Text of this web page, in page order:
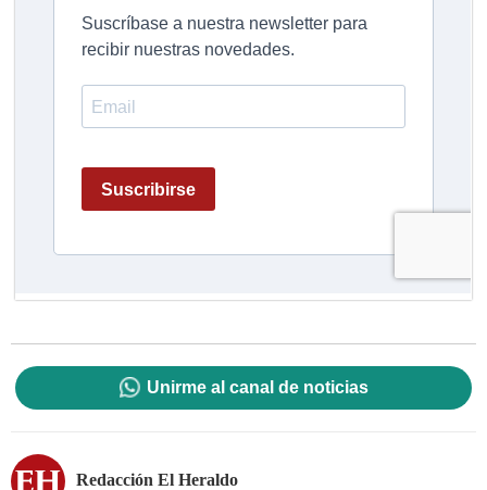
Unirme al canal de noticias
Redacción El Heraldo